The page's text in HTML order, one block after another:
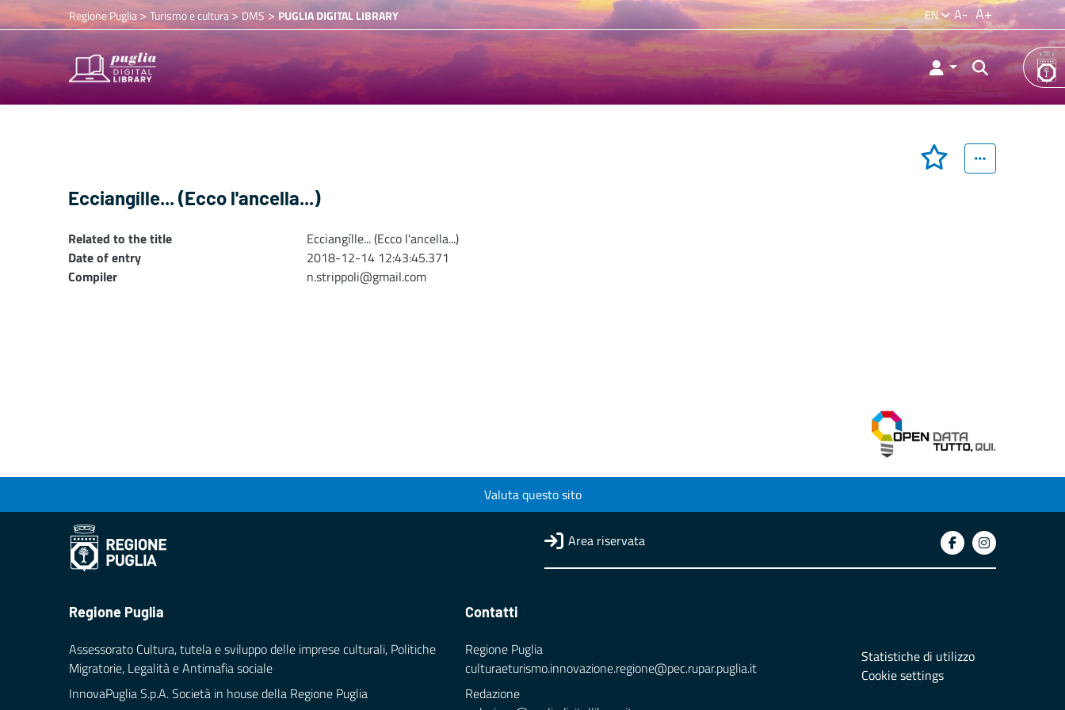
Regione Puglia> Turismo e cultura>DMS > PUGLIA DIGITAL LIBRARY EN A- A+
Ecciangílle... (Ecco l'ancella...)
Related to the title
Ecciangílle... (Ecco l'ancella...)
Date of entry
2018-12-14 12:43:45.371
Compiler
n.strippoli@gmail.com
Valuta questo sito
Area riservata
Regione Puglia
Assessorato Cultura, tutela e sviluppo delle imprese culturali, Politiche
Migratorie, Legalità e Antimafia sociale
InnovaPuglia S.p.A. Società in house della Regione Puglia
Contatti
Regione Puglia
culturaeturismo.innovazione.regione@pec.rupar.puglia.it
Redazione
Statistiche di utilizzo
Cookie settings